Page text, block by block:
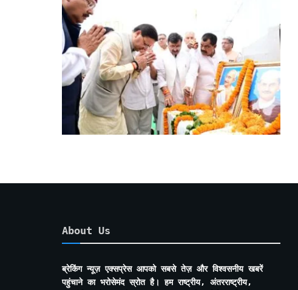
About Us
ब्रेकिंग न्यूज़ एक्सप्रेस आपको सबसे तेज़ और विश्वसनीय खबरें
पहुंचाने का भरोसेमंद स्रोत है। हम राष्ट्रीय, अंतरराष्ट्रीय,